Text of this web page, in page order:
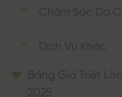
Chăm Sóc Da
Dịch Vụ Khác
Bảng Giá Triệt
2025